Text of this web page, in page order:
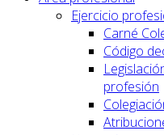
Ejercicio
Carné
Código
profesión